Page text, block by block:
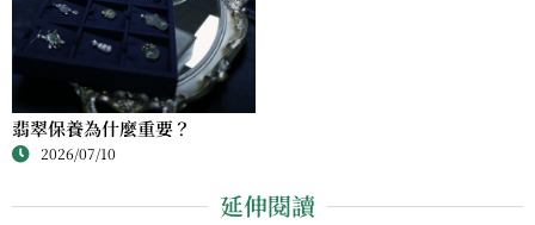
翡翠保養為什麼重要？
2026/07/10
延伸閱讀